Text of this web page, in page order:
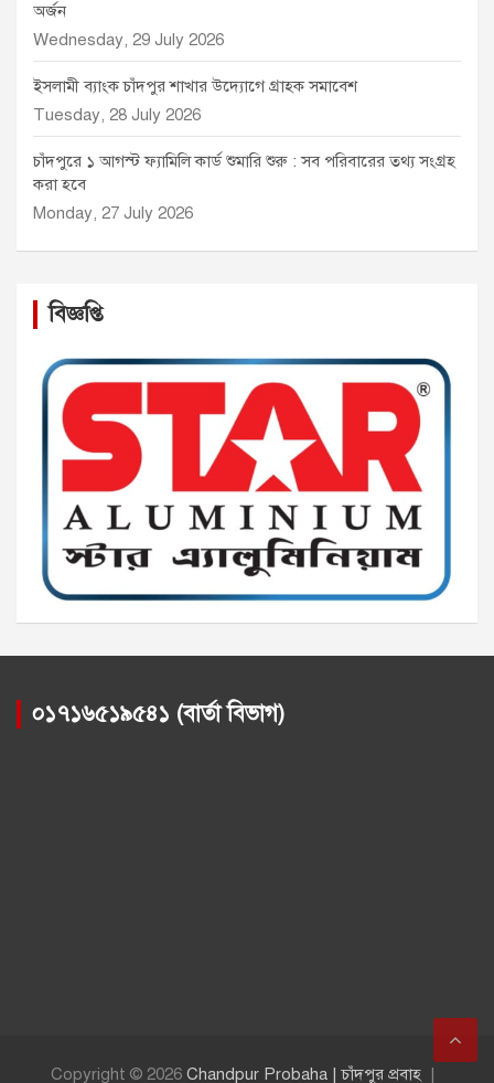
অর্জন
Wednesday, 29 July 2026
ইসলামী ব্যাংক চাঁদপুর শাখার উদ্যোগে গ্রাহক সমাবেশ
Tuesday, 28 July 2026
চাঁদপুরে ১ আগস্ট ফ্যামিলি কার্ড শুমারি শুরু : সব পরিবারের তথ্য সংগ্রহ
করা হবে
Monday, 27 July 2026
বিজ্ঞপ্তি
০১৭১৬৫১৯৫৪১ (বার্তা বিভাগ)
Copyright © 2026 Chandpur Probaha | চাঁদপুর প্রবাহ